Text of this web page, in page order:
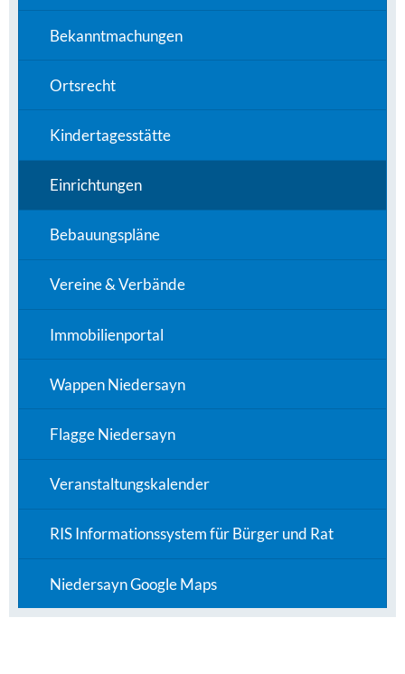
Bekanntmachungen
Ortsrecht
Kindertagesstätte
Einrichtungen
Bebauungspläne
Vereine & Verbände
Immobilienportal
Wappen Niedersayn
Flagge Niedersayn
Veranstaltungskalender
RIS Informationssystem für Bürger und Rat
Niedersayn Google Maps